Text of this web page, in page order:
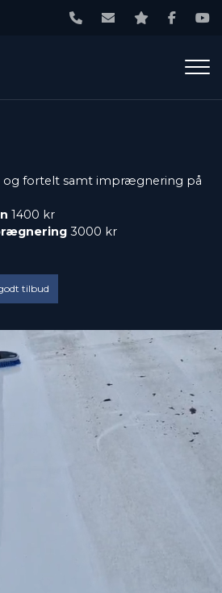
og fortelt samt imprægnering på
1400 kr
3000 kr
tilbud